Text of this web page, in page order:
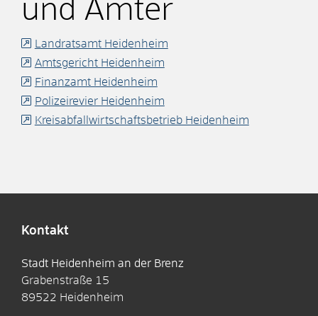
und Ämter
Landratsamt Heidenheim
Amtsgericht Heidenheim
Finanzamt Heidenheim
Polizeirevier Heidenheim
Kreisabfallwirtschaftsbetrieb Heidenheim
Kontakt
Stadt Heidenheim an der Brenz
Grabenstraße 15
89522 Heidenheim